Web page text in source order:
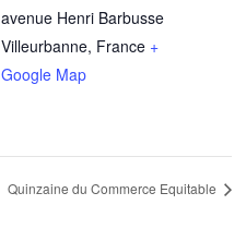
avenue Henri Barbusse
Villeurbanne, France +
Google Map
Quinzaine du Commerce Equitable